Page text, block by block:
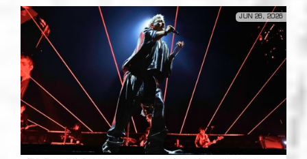
JUN 26, 2026